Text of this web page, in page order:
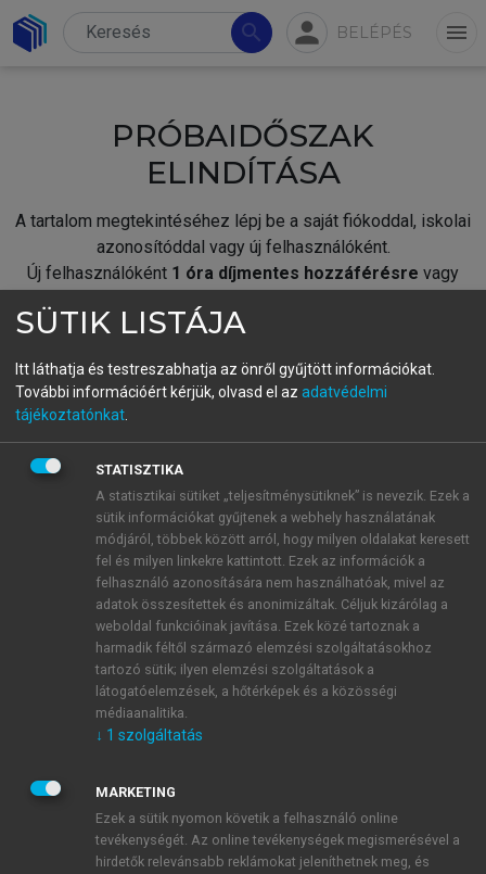
search person BELÉPÉS menu
PRÓBAIDŐSZAK
ELINDÍTÁSA
A tartalom megtekintéséhez lépj be a saját fiókoddal, iskolai
azonosítóddal vagy új felhasználóként.
Új felhasználóként 1 óra díjmentes hozzáférésre vagy
fiókoddal,vagy hozz létre új fiókot.
A regisztráció után apróbaidőszakautomatikusan
BELÉPÉS SAJÁT FIÓKKAL
ÚJ FIÓK LÉTREHOZÁSA
1 óra díjmentes hozzáférés
E-MAIL-CÍM
JELSZÓ
JELSZÓ ÚJRA
SÜTIK LISTÁJA
Itt láthatja és testreszabhatja az önről gyűjtött információkat.
További információért kérjük, olvasd el az adatvédelmi
tájékoztatónkat
STATISZTIKA
A statisztikai sütiket „teljesítménysütiknek” is nevezik. Ezek a
sütik információkat gyűjtenek a webhely használatának
módjáról, többek között arról, hogy milyen oldalakat keresett
fel és milyen linkekre kattintott. Ezek az információk a
felhasználó azonosítására nem használhatóak, mivel az
adatok összesítettek és anonimizáltak. Céljuk kizárólag a
weboldal funkcióinak javítása. Ezek közé tartoznak a
harmadik féltől származó elemzési szolgáltatásokhoz
tartozó sütik; ilyen elemzési szolgáltatások a
látogatóelemzések, a hőtérképek és a közösségi
médiaanalitika.
↓ 1 szolgáltatás
MARKETING
Ezek a sütik nyomon követik a felhasználó online
tevékenységét. Az online tevékenységek megismerésével a
hirdetők relevánsabb reklámokat jeleníthetnek meg, és